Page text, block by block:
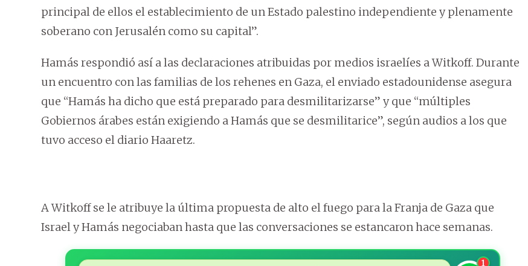
principal de ellos el establecimiento de un Estado palestino independiente y plenamente
soberano con Jerusalén como su capital”.
Hamás respondió así a las declaraciones atribuidas por medios israelíes a Witkoff. Durante
un encuentro con las familias de los rehenes en Gaza, el enviado estadounidense asegura
que “Hamás ha dicho que está preparado para desmilitarizarse” y que “múltiples
Gobiernos árabes están exigiendo a Hamás que se desmilitarice”, según audios a los que
tuvo acceso el diario Haaretz.
A Witkoff se le atribuye la última propuesta de alto el fuego para la Franja de Gaza que
Israel y Hamás negociaban hasta que las conversaciones se estancaron hace semanas.
1